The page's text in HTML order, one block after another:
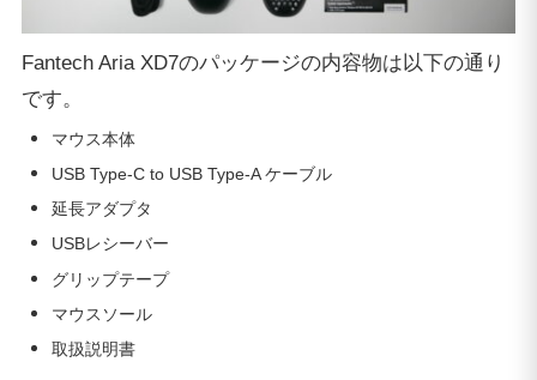
Fantech Aria XD7のパッケージの内容物は以下の通り
です。
マウス本体
USB Type-C to USB Type-A ケーブル
延長アダプタ
USBレシーバー
グリップテープ
マウスソール
取扱説明書